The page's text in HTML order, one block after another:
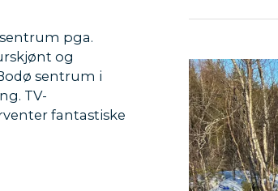
pga.
og
sentrum i
TV-
fantastiske